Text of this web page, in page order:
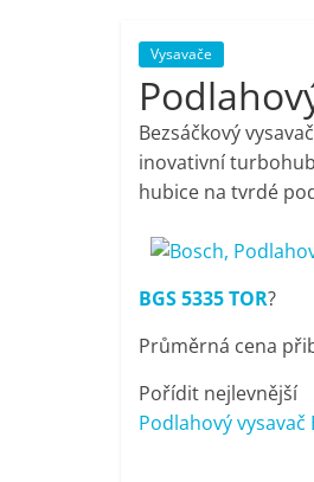
pračky,
mobilní
Vysavače
Bezsáčkový
inovativní
hubice na tvrdé
BGS 5335 TOR?
Průměrná cena
Pořídit nejlevnější
Podlahový vysavač